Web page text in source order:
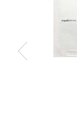
Zurück